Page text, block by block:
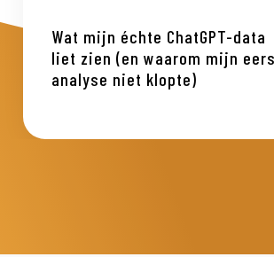
Wat mijn échte ChatGPT-data
liet zien (en waarom mijn
analyse niet klopte)